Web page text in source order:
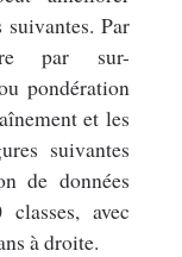
Par
par sur-
pondération
et les
suivantes
de données
avec
à droite.